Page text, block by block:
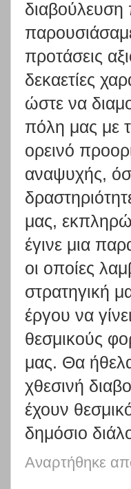
διαβούλευση
προτάσεις
δεκαετίες
ώστε να
πόλη μας με
ορεινό
αναψυχής,
μας,
έγινε μια
οι οποίες
στρατηγική
έργου να
θεσμικούς
μας. Θα
χθεσινή
έχουν
δημόσιο
Αναρτήθηκε